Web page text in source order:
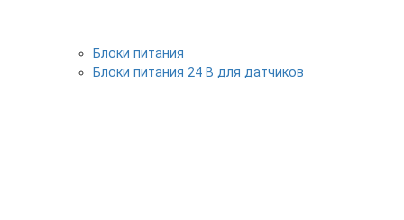
Блоки питания
Блоки питания 24 В для датчиков